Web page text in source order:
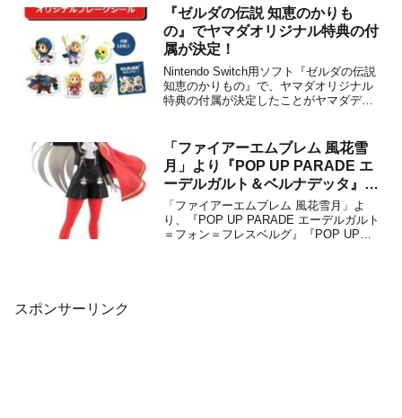
です。『PCエンジン mini』は、「PCエ
ンジン」をコンパクトな...
『ゼルダの伝説 知恵のかりも
の』でヤマダオリジナル特典の付
属が決定！
Nintendo Switch用ソフト『ゼルダの伝説
知恵のかりもの』で、ヤマダオリジナル
特典の付属が決定したことがヤマダデン
で、「オリジナルフレークシール」がも
らえるとのこと。ゼルダやリンクなどが
集結した、...
「ファイアーエムブレム 風花雪
月」より『POP UP PARADE エ
ーデルガルト＆ベルナデッタ』が
2022年11月に発売決定！
「ファイアーエムブレム 風花雪月」よ
り、『POP UP PARADE エーデルガルト
＝フォン＝フレスベルグ』『POP UP
スポンサーリンク